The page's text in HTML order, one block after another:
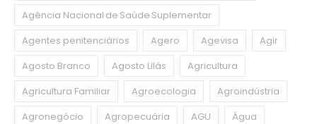
Agência Nacional de Saúde Suplementar
Agentes penitenciários
Agero Agevisa
Agir
Agosto Branco
Agosto Lilás
Agricultura
Agricultura Familiar
Agroecologia
Agroindústria
Agronegócio
Agropecuária AGU
Água